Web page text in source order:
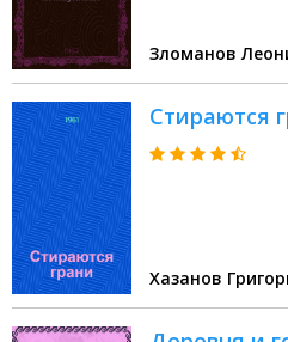
Зломанов
Стираются
Хазанов